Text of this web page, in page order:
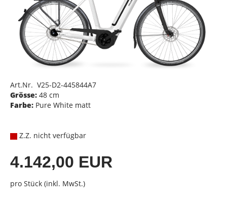
Art.Nr. V25-D2-445844A7
Grösse: 48 cm
Farbe: Pure White matt
Z.Z. nicht verfügbar
4.142,00 EUR
pro Stück (inkl. MwSt.)